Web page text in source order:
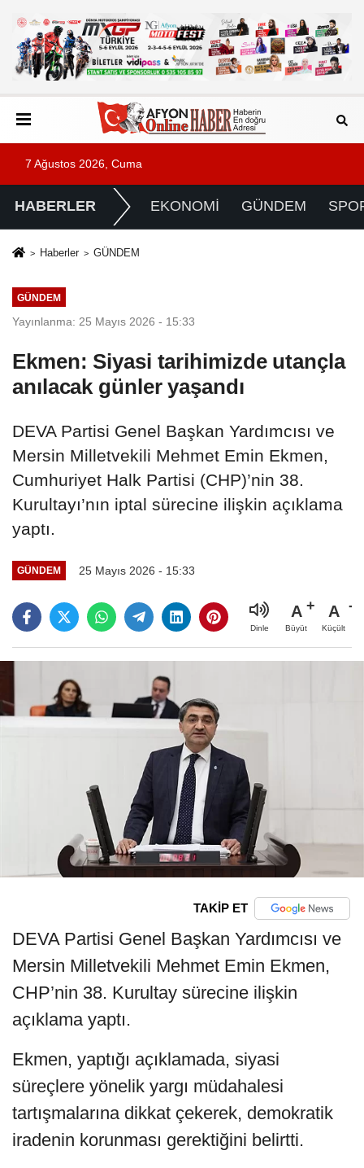
7 Ağustos 2026, Cuma
HABERLER EKONOMİ GÜNDEM
Haberler GÜNDEM
GÜNDEM
Yayınlanma: 25 Mayıs 2026 - 15:33
Ekmen: Siyasi tarihimizde utançla
anılacak günler yaşandı
DEVA Partisi Genel Başkan Yardımcısı ve
Mersin Milletvekili Mehmet Emin Ekmen,
Cumhuriyet Halk Partisi (CHP)’nin 38.
Kurultayı’nın iptal sürecine ilişkin açıklama
yaptı.
GÜNDEM 25 Mayıs 2026 - 15:33
Dinle
A
Büyüt
A
Küçült
TAKİP ET
DEVA Partisi Genel Başkan Yardımcısı ve
Mersin Milletvekili Mehmet Emin Ekmen,
CHP’nin 38. Kurultay sürecine ilişkin
açıklama yaptı.
Ekmen, yaptığı açıklamada, siyasi
süreçlere yönelik yargı müdahalesi
tartışmalarına dikkat çekerek, demokratik
iradenin korunması gerektiğini belirtti.